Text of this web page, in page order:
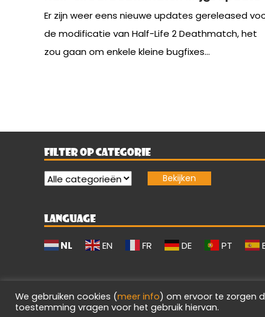
Er zijn weer eens nieuwe updates gereleased
de modificatie van Half-Life 2 Deathmatch, het
zou gaan om enkele kleine bugfixes...
FILTER OP CATEGORIE
LANGUAGE
NL EN FR DE PT
Evilgamerz 2026 - Alle rechten voorbehouden.
We gebruiken cookies (meer info) om ervoor te zorgen
toestemming vragen voor het gebruik hiervan.